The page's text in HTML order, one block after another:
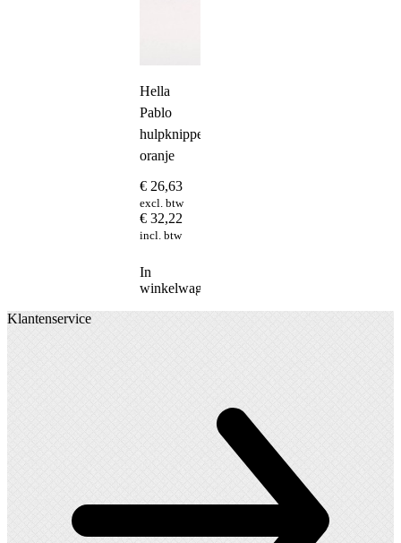
Hella
Pablo
hulpknipperlicht
oranje
€ 26,63
excl. btw
€ 32,22
incl. btw
In
winkelwagen
Klantenservice